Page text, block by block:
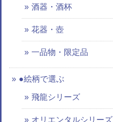
酒器・酒杯
花器・壺
一品物・限定品
●絵柄で選ぶ
飛龍シリーズ
オリエンタルシリーズ